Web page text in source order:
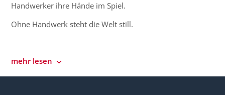
Handwerker ihre Hände im Spiel.
Ohne Handwerk steht die Welt still.
mehr lesen